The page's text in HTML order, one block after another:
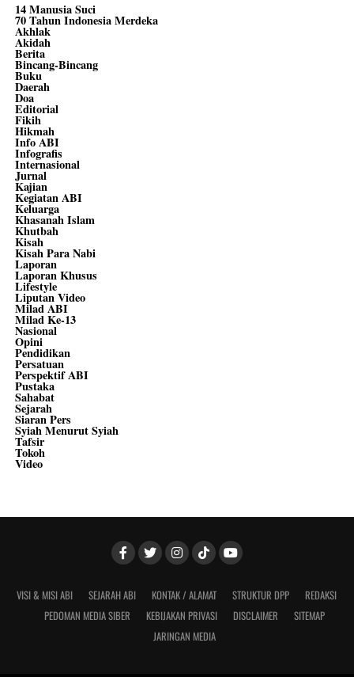
14 Manusia Suci
70 Tahun Indonesia Merdeka
Akhlak
Akidah
Berita
Bincang-Bincang
Buku
Daerah
Doa
Editorial
Fikih
Hikmah
Info ABI
Infografis
Internasional
Jurnal
Kajian
Kegiatan ABI
Keluarga
Khasanah Islam
Khutbah
Kisah
Kisah Para Nabi
Laporan
Laporan Khusus
Lifestyle
Liputan Video
Milad ABI
Milad Ke-13
Nasional
Opini
Pendidikan
Persatuan
Perspektif ABI
Pustaka
Sahabat
Sejarah
Siaran Pers
Syiah Menurut Syiah
Tafsir
Tokoh
Video
VISI & MISI ABI SEJARAH ABI KONTAK / ALAMAT STRUKTUR DPP
REDAKSI
PEDOMAN MEDIA SIBER
KEBIJAKAN PRIVASI DISCLAIMER
SITEMAP
JARINGAN MEDIA